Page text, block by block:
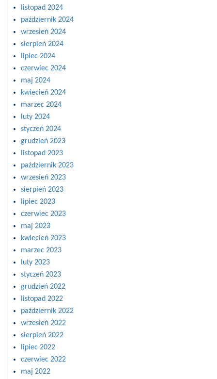
listopad 2024
październik 2024
wrzesień 2024
sierpień 2024
lipiec 2024
czerwiec 2024
maj 2024
kwiecień 2024
marzec 2024
luty 2024
styczeń 2024
grudzień 2023
listopad 2023
październik 2023
wrzesień 2023
sierpień 2023
lipiec 2023
czerwiec 2023
maj 2023
kwiecień 2023
marzec 2023
luty 2023
styczeń 2023
grudzień 2022
listopad 2022
październik 2022
wrzesień 2022
sierpień 2022
lipiec 2022
czerwiec 2022
maj 2022